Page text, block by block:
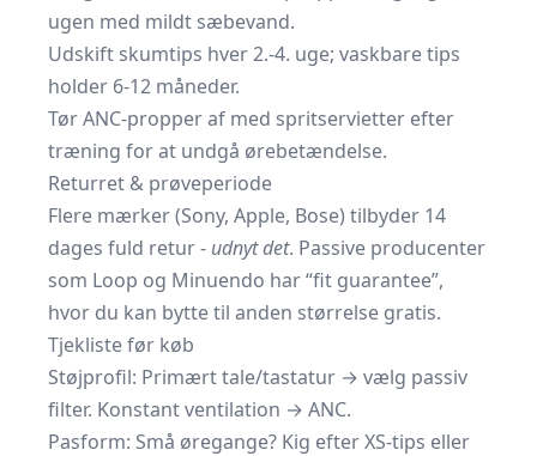
ugen med mildt sæbevand.
Udskift skumtips hver 2.-4. uge; vaskbare tips
holder 6-12 måneder.
Tør ANC-propper af med spritservietter efter
træning for at undgå ørebetændelse.
Returret & prøveperiode
Flere mærker (Sony, Apple, Bose) tilbyder 14
dages fuld retur - udnyt det. Passive producenter
som Loop og Minuendo har “fit guarantee”,
hvor du kan bytte til anden størrelse gratis.
Tjekliste før køb
Støjprofil: Primært tale/tastatur → vælg passiv
filter. Konstant ventilation → ANC.
Pasform: Små øregange? Kig efter XS-tips eller